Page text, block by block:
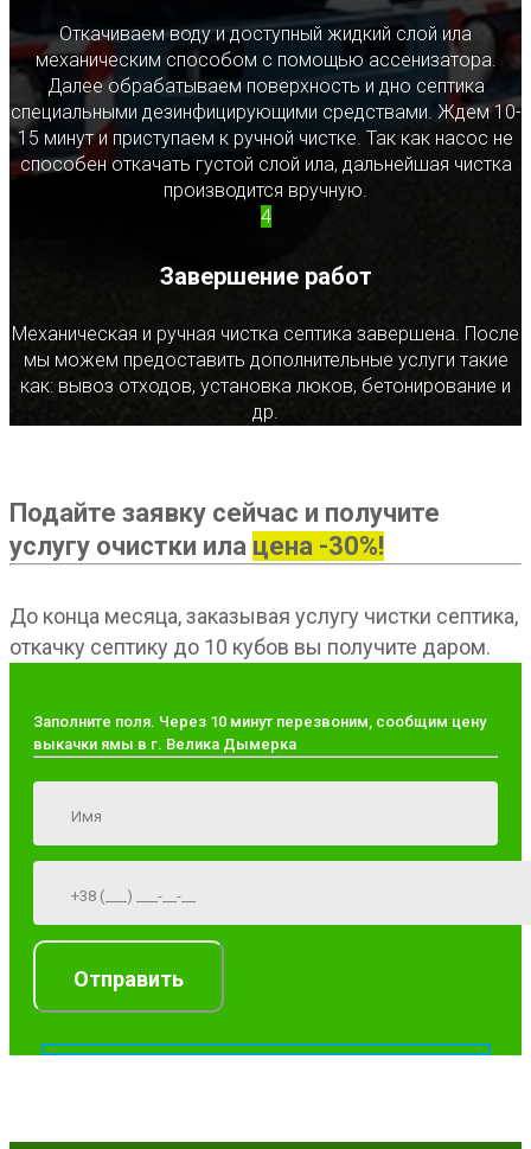
Откачиваем воду и доступный жидкий слой ила
механическим способом с помощью ассенизатора.
Далее обрабатываем поверхность и дно септика
специальными дезинфицирующими средствами. Ждем 10-
15 минут и приступаем к ручной чистке. Так как насос не
способен откачать густой слой ила, дальнейшая чистка
производится вручную.
4
Завершение работ
Механическая и ручная чистка септика завершена. После
мы можем предоставить дополнительные услуги такие
как: вывоз отходов, установка люков, бетонирование и
др.
Подайте заявку сейчас и получите
услугу очистки ила цена -30%!
До конца месяца, заказывая услугу чистки септика,
откачку септику до 10 кубов вы получите даром.
Заполните поля. Через 10 минут перезвоним, сообщим цену
выкачки ямы в г. Велика Дымерка